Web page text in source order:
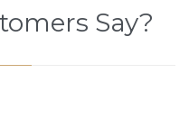
Say?